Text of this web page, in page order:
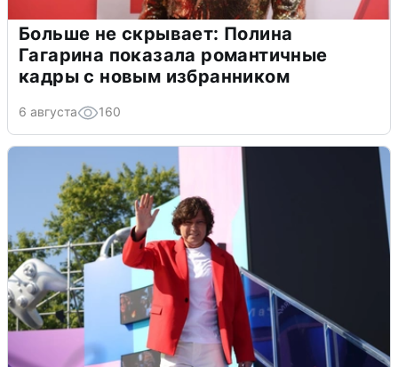
Больше не скрывает: Полина
Гагарина показала романтичные
кадры с новым избранником
6 августа 160